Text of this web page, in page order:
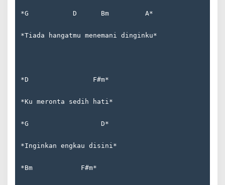
*G           D      Bm         A*
*Tiada hangatmu menemani dinginku*
*D                F#m*
*Ku meronta sedih hati*
*G                  D*
*Inginkan engkau disini*
*Bm            F#m*